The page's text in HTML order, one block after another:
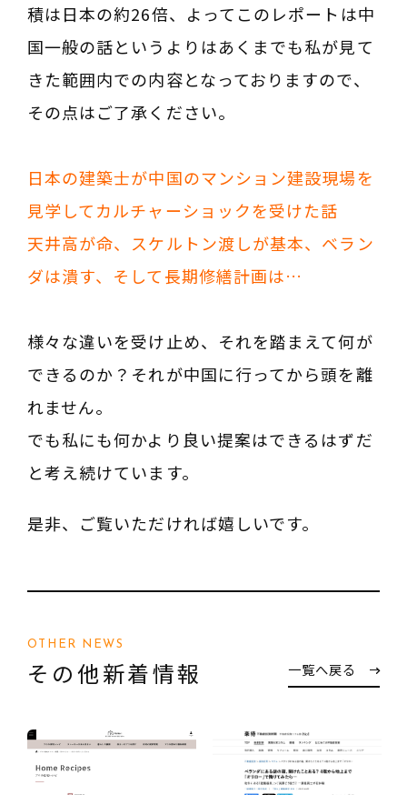
積は日本の約26倍、よってこのレポートは中
国一般の話というよりはあくまでも私が見て
きた範囲内での内容となっておりますので、
その点はご了承ください。
日本の建築士が中国のマンション建設現場を
見学してカルチャーショックを受けた話
天井高が命、スケルトン渡しが基本、ベラン
ダは潰す、そして長期修繕計画は…
様々な違いを受け止め、それを踏まえて何が
できるのか？それが中国に行ってから頭を離
れません。
でも私にも何かより良い提案はできるはずだ
と考え続けています。
是非、ご覧いただければ嬉しいです。
OTHER NEWS
その他新着情報 一覧へ戻る